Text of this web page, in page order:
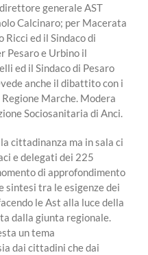
generale AST
Calcinaro; per Macerata
ed il Sindaco di
Pesaro e Urbino il
ed il Sindaco di Pesaro
anche il dibattito con i
Marche. Modera
Sociosanitaria di Anci.
cittadinanza ma in sala ci
e delegati dei 225
di approfondimento
sintesi tra le esigenze dei
le Ast alla luce della
dalla giunta regionale.
un tema
dai cittadini che dai